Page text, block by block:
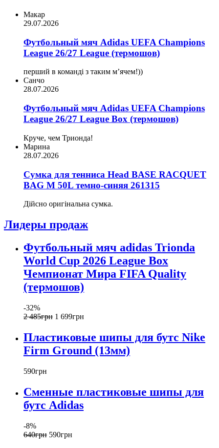
Макар
29.07.2026
Футбольный мяч Adidas UEFA Champions
League 26/27 League (термошов)
перший в команді з таким мʼячем!))
Санчо
28.07.2026
Футбольный мяч Adidas UEFA Champions
League 26/27 League Box (термошов)
Круче, чем Трионда!
Марина
28.07.2026
Сумка для тенниса Head BASE RACQUET
BAG M 50L темно-синяя 261315
Дійсно оригінальна сумка.
Лидеры продаж
Футбольный мяч adidas Trionda
World Cup 2026 League Box
Чемпионат Мира FIFA Quality
(термошов)
-32%
2 485грн 1 699грн
Пластиковые шипы для бутс Nike
Firm Ground (13мм)
590грн
Сменные пластиковые шипы для
бутс Adidas
-8%
640грн 590грн